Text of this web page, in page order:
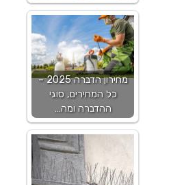
מחירון הדברה 2025 –
כל המחירים, סוגי
ההדברה ומה…